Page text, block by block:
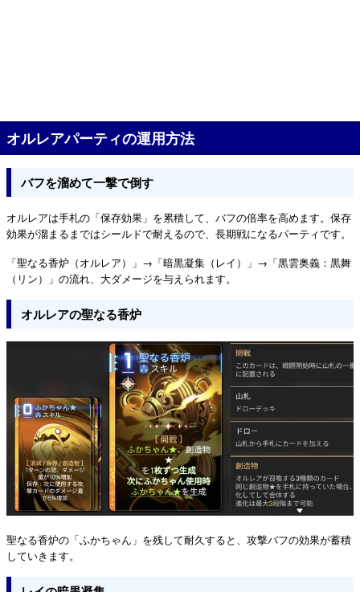
オルレアパーティの運用方法
バフを溜めて一撃で倒す
オルレアは手札の「保存効果」を累積して、バフの倍率を高めます。保存
効果が溜まるまではシールドで耐えるので、長期戦になるパーティです。
「聖なる香炉（オルレア）」→「暗黒凝集（レイ）」→「黒雲奥義：黒舞
（リン）」の流れ、大ダメージを与えられます。
オルレアの聖なる香炉
聖なる香炉の「ふかちゃん」を残して耐久すると、攻撃バフの効果が蓄積
していきます。